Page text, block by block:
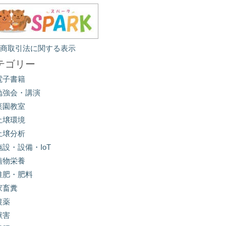
取引法に関する表示
ゴリー
子書籍
強会・講演
園教室
壌環境
壌分析
設・設備・IoT
物栄養
肥・肥料
畜糞
薬
害